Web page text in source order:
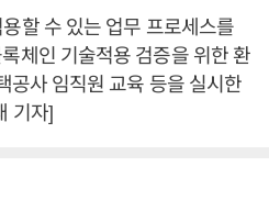
할 수 있는 업무 프로세스를
체인 기술적용 검증을 위한 환
공사 임직원 교육 등을 실시한
기자]